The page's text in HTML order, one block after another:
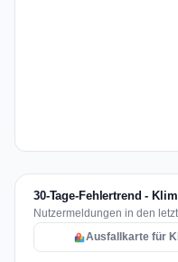
30-Tage-Fehlertrend -
Nutzermeldungen in den
Ausfallkarte für